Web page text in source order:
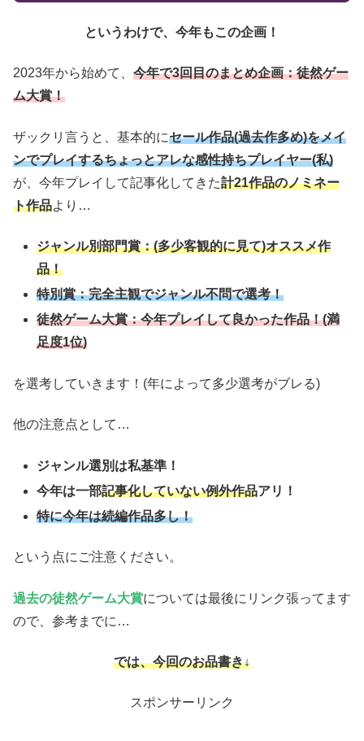
というわけで、今年もこの企画！
2023年から始めて、 今年で3回目のまとめ企画：徒然ゲー
ム大賞！
ザックリ言うと、基本的にセール作品(過去作多め)をメイ
ンでプレイするちょっとアレな感性持ちプレイヤー(私)
が、今年プレイして記事化してきた計21作品のノミネー
ト作品より…
ジャンル別部門賞：(多少客観的に見て)オススメ作
品！
特別賞：完全主観でジャンル不問で選考！
徒然ゲーム大賞：今年プレイして良かった作品！(満
足度1位)
を選考していきます！(年によって多少選考がブレる)
他の注意点として…
ジャンル選別は私基準！
今年は一部記事化していない例外作品アリ！
特に今年は続編作品多し！
という点にご注意ください。
過去の徒然ゲーム大賞については最後にリンク張ってます
ので、参考までに…
では、今回のお品書き↓
スポンサーリンク